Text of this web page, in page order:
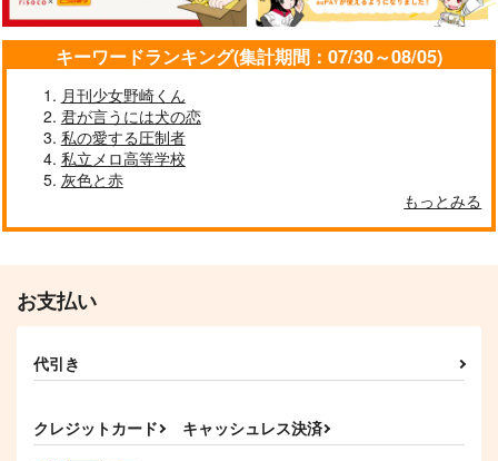
クールぶり男子と激重男子 1
キーワードランキング(集計期間：07/30～08/05)
月刊少女野崎くん
君が言うには犬の恋
私の愛する圧制者
私立メロ高等学校
灰色と赤
もっとみる
お支払い
代引き
クレジットカード キャッシュレス決済